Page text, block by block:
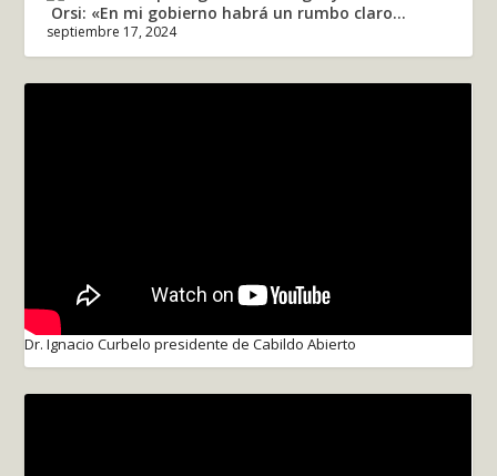
Orsi: «En mi gobierno habrá un rumbo claro...
septiembre 17, 2024
Dr. Ignacio Curbelo presidente de Cabildo Abierto